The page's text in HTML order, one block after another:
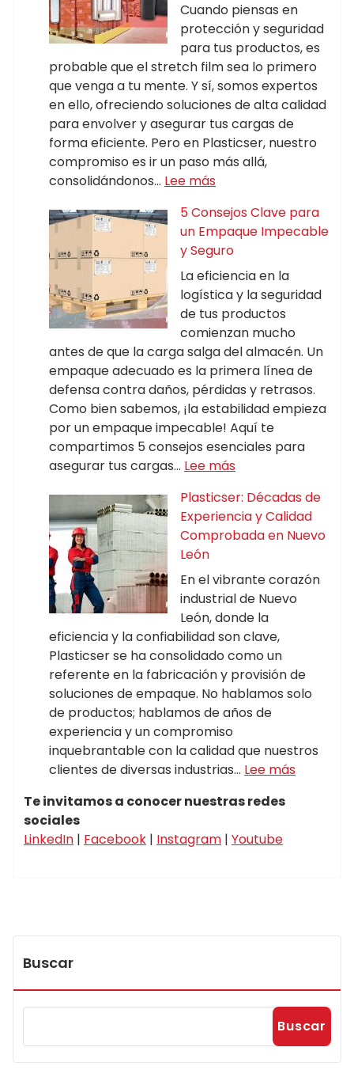
Cuando piensas en
protección y seguridad
para tus productos, es
probable que el stretch film sea lo primero
que venga a tu mente. Y sí, somos expertos
en ello, ofreciendo soluciones de alta calidad
para envolver y asegurar tus cargas de
forma eficiente. Pero en Plasticser, nuestro
compromiso es ir un paso más allá,
consolidándonos… Lee más
5 Consejos Clave para
un Empaque Impecable
y Seguro
La eficiencia en la
logística y la seguridad
de tus productos
comienzan mucho
antes de que la carga salga del almacén. Un
empaque adecuado es la primera línea de
defensa contra daños, pérdidas y retrasos.
Como bien sabemos, ¡la estabilidad empieza
por un empaque impecable! Aquí te
compartimos 5 consejos esenciales para
asegurar tus cargas… Lee más
Plasticser: Décadas de
Experiencia y Calidad
Comprobada en Nuevo
León
En el vibrante corazón
industrial de Nuevo
León, donde la
eficiencia y la confiabilidad son clave,
Plasticser se ha consolidado como un
referente en la fabricación y provisión de
soluciones de empaque. No hablamos solo
de productos; hablamos de años de
experiencia y un compromiso
inquebrantable con la calidad que nuestros
clientes de diversas industrias… Lee más
Te invitamos a conocer nuestras redes
sociales
LinkedIn | Facebook | Instagram | Youtube
Buscar
Buscar